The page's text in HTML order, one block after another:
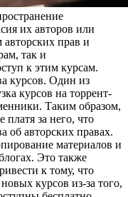
их авторов или
авторских прав и
так и
к этим курсам.
курсов. Один из
курсов на торрент-
Таким образом,
платя за него, что
об авторских правах.
материалов и
Это также
к тому, что
курсов из-за того,